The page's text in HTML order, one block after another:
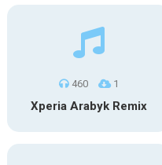
460 1
Xperia Arabyk Remix